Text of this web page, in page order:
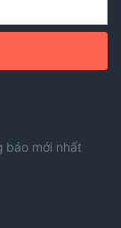
báo mới nhất